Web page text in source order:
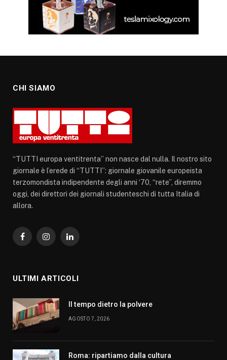
CHI SIAMO
“TUTTI europa ventitrenta” non nasce dal nulla. Il nostro sito
giornale è l’erede di “TUTTI”: giornale giovanile europeista
terzomondista indipendente degli anni ‘70, “rete”, diremmo
oggi, dei direttori dei giornali studenteschi di tutta Italia di
allora.
FacebookInstagramLinkedIn
ULTIMI ARTICOLI
Il tempo dietro la polvere
AGOSTO 7, 2026
Roma: ripartiamo dalla cultura